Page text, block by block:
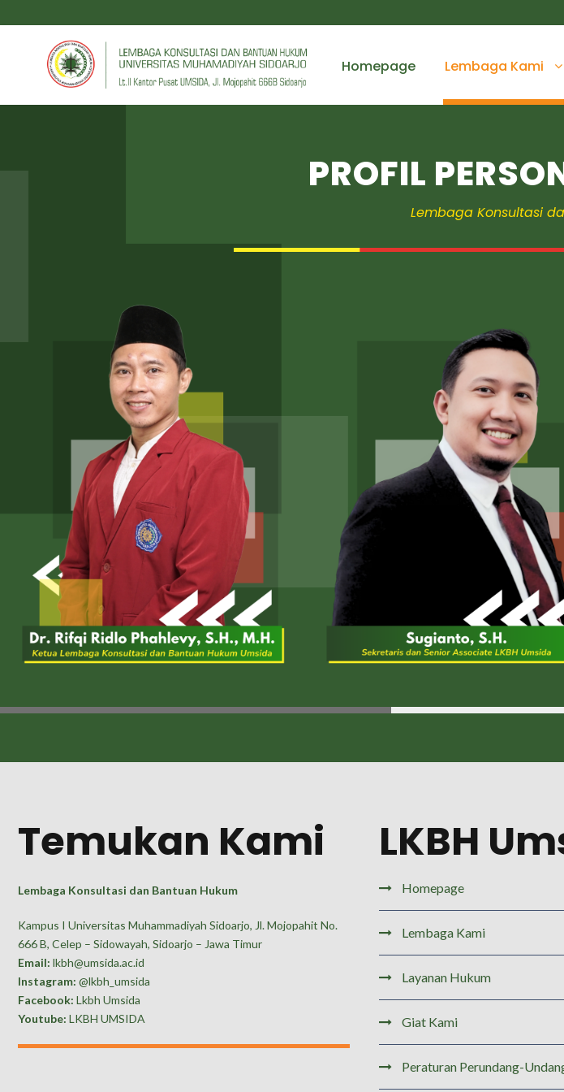
Homepage Lembaga Kami
PROFIL
Lembaga Konsultasi
Temukan Kami
Lembaga Konsultasi dan Bantuan Hukum
Kampus I Universitas Muhammadiyah Sidoarjo, Jl. Mojopahit No.
666 B, Celep – Sidowayah, Sidoarjo – Jawa Timur
Email: lkbh@umsida.ac.id
Instagram: @lkbh_umsida
Facebook: Lkbh Umsida
Youtube: LKBH UMSIDA
LKBH
Homepage
Lembaga Kami
Layanan Hukum
Giat Kami
Peraturan Perundang-